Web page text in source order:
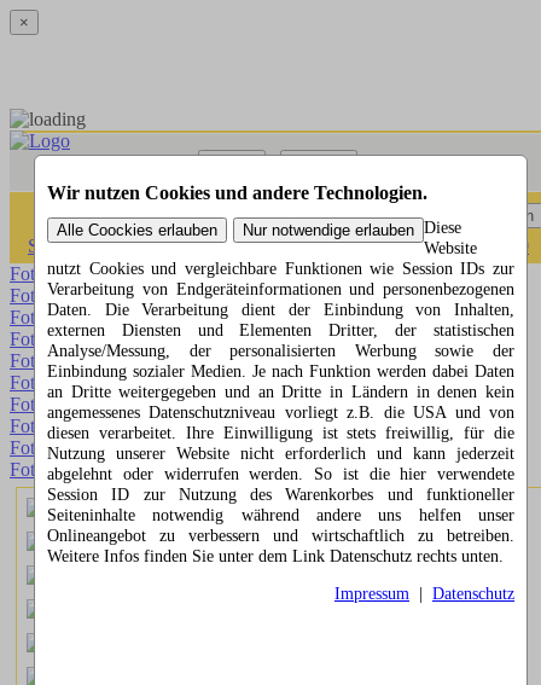
×
Wir nutzen Cookies und andere Technologien.
Diese
Website
nutzt Cookies und vergleichbare Funktionen wie Session IDs zur
Verarbeitung von Endgeräteinformationen und personenbezogenen
Daten. Die Verarbeitung dient der Einbindung von Inhalten,
externen Diensten und Elementen Dritter, der statistischen
Analyse/Messung, der personalisierten Werbung sowie der
Einbindung sozialer Medien. Je nach Funktion werden dabei Daten
an Dritte weitergegeben und an Dritte in Ländern in denen kein
angemessenes Datenschutzniveau vorliegt z.B. die USA und von
diesen verarbeitet. Ihre Einwilligung ist stets freiwillig, für die
Nutzung unserer Website nicht erforderlich und kann jederzeit
abgelehnt oder widerrufen werden. So ist die hier verwendete
Session ID zur Nutzung des Warenkorbes und funktioneller
Seiteninhalte notwendig während andere uns helfen unser
Onlineangebot zu verbessern und wirtschaftlich zu betreiben.
Weitere Infos finden Sie unter dem Link Datenschutz rechts unten.
Impressum | Datenschutz
Menü Suchen
Menü Suchen
Startseite » Fotorätsel » Fotorätsel 1 bis 100 » Fotorätsel 21 bis 30
Fotorätsel 30
Fotorätsel 29
Fotorätsel 28
Fotorätsel 27
Fotorätsel 26
Fotorätsel 25
Fotorätsel 24
Fotorätsel 23
Fotorätsel 22
Fotorätsel 21
Fotorätsel 30
Fotorätsel 29